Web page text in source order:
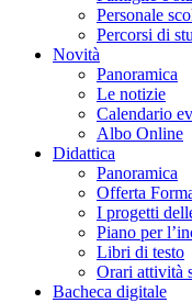
Personale
Percorsi di
Novità
Panoramica
Le notizie
Calendario
Albo Online
Didattica
Panoramica
Offerta
I progetti
Piano per
Libri di testo
Orari attività
Bacheca digitale